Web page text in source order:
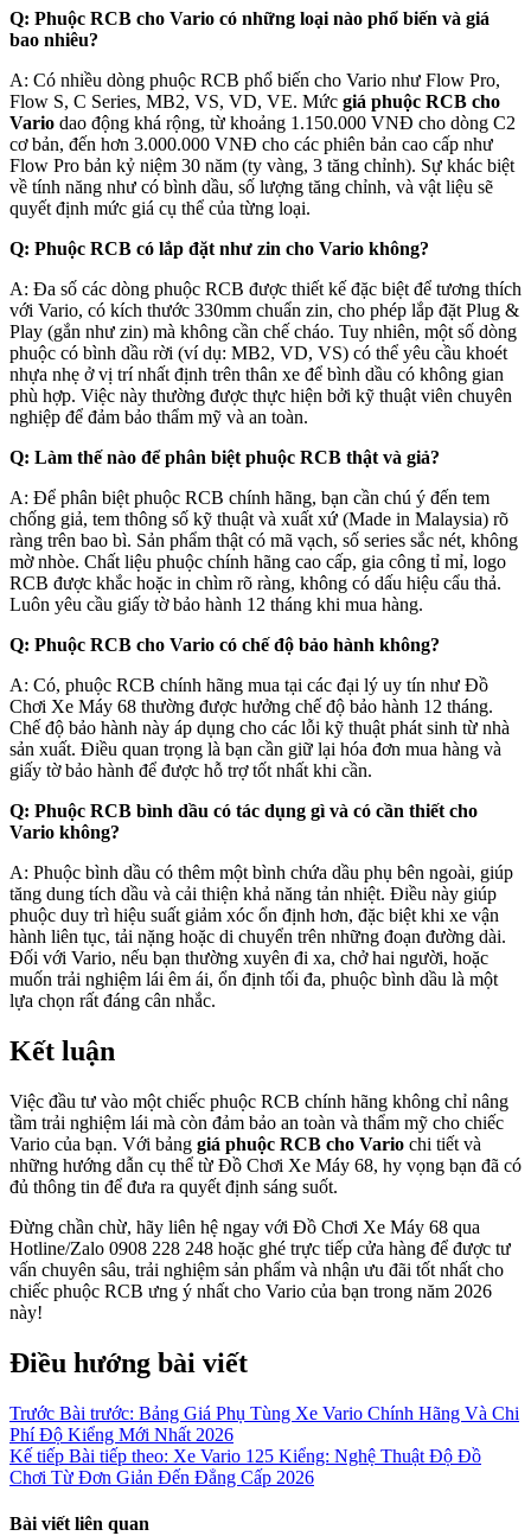
Q: Phuộc RCB cho Vario có những loại nào phổ biến và giá
bao nhiêu?
A: Có nhiều dòng phuộc RCB phổ biến cho Vario như Flow Pro,
Flow S, C Series, MB2, VS, VD, VE. Mức giá phuộc RCB cho
Vario dao động khá rộng, từ khoảng 1.150.000 VNĐ cho dòng C2
cơ bản, đến hơn 3.000.000 VNĐ cho các phiên bản cao cấp như
Flow Pro bản kỷ niệm 30 năm (ty vàng, 3 tăng chỉnh). Sự khác biệt
về tính năng như có bình dầu, số lượng tăng chỉnh, và vật liệu sẽ
quyết định mức giá cụ thể của từng loại.
Q: Phuộc RCB có lắp đặt như zin cho Vario không?
A: Đa số các dòng phuộc RCB được thiết kế đặc biệt để tương thích
với Vario, có kích thước 330mm chuẩn zin, cho phép lắp đặt Plug &
Play (gắn như zin) mà không cần chế cháo. Tuy nhiên, một số dòng
phuộc có bình dầu rời (ví dụ: MB2, VD, VS) có thể yêu cầu khoét
nhựa nhẹ ở vị trí nhất định trên thân xe để bình dầu có không gian
phù hợp. Việc này thường được thực hiện bởi kỹ thuật viên chuyên
nghiệp để đảm bảo thẩm mỹ và an toàn.
Q: Làm thế nào để phân biệt phuộc RCB thật và giả?
A: Để phân biệt phuộc RCB chính hãng, bạn cần chú ý đến tem
chống giả, tem thông số kỹ thuật và xuất xứ (Made in Malaysia) rõ
ràng trên bao bì. Sản phẩm thật có mã vạch, số series sắc nét, không
mờ nhòe. Chất liệu phuộc chính hãng cao cấp, gia công tỉ mỉ, logo
RCB được khắc hoặc in chìm rõ ràng, không có dấu hiệu cẩu thả.
Luôn yêu cầu giấy tờ bảo hành 12 tháng khi mua hàng.
Q: Phuộc RCB cho Vario có chế độ bảo hành không?
A: Có, phuộc RCB chính hãng mua tại các đại lý uy tín như Đồ
Chơi Xe Máy 68 thường được hưởng chế độ bảo hành 12 tháng.
Chế độ bảo hành này áp dụng cho các lỗi kỹ thuật phát sinh từ nhà
sản xuất. Điều quan trọng là bạn cần giữ lại hóa đơn mua hàng và
giấy tờ bảo hành để được hỗ trợ tốt nhất khi cần.
Q: Phuộc RCB bình dầu có tác dụng gì và có cần thiết cho
Vario không?
A: Phuộc bình dầu có thêm một bình chứa dầu phụ bên ngoài, giúp
tăng dung tích dầu và cải thiện khả năng tản nhiệt. Điều này giúp
phuộc duy trì hiệu suất giảm xóc ổn định hơn, đặc biệt khi xe vận
hành liên tục, tải nặng hoặc di chuyển trên những đoạn đường dài.
Đối với Vario, nếu bạn thường xuyên đi xa, chở hai người, hoặc
muốn trải nghiệm lái êm ái, ổn định tối đa, phuộc bình dầu là một
lựa chọn rất đáng cân nhắc.
Kết luận
Việc đầu tư vào một chiếc phuộc RCB chính hãng không chỉ nâng
tầm trải nghiệm lái mà còn đảm bảo an toàn và thẩm mỹ cho chiếc
Vario của bạn. Với bảng giá phuộc RCB cho Vario chi tiết và
những hướng dẫn cụ thể từ Đồ Chơi Xe Máy 68, hy vọng bạn đã có
đủ thông tin để đưa ra quyết định sáng suốt.
Đừng chần chừ, hãy liên hệ ngay với Đồ Chơi Xe Máy 68 qua
Hotline/Zalo 0908 228 248 hoặc ghé trực tiếp cửa hàng để được tư
vấn chuyên sâu, trải nghiệm sản phẩm và nhận ưu đãi tốt nhất cho
chiếc phuộc RCB ưng ý nhất cho Vario của bạn trong năm 2026
này!
Điều hướng bài viết
Trước Bài trước: Bảng Giá Phụ Tùng Xe Vario Chính Hãng Và Chi
Phí Độ Kiểng Mới Nhất 2026
Kế tiếp Bài tiếp theo: Xe Vario 125 Kiểng: Nghệ Thuật Độ Đồ
Chơi Từ Đơn Giản Đến Đẳng Cấp 2026
Bài viết liên quan